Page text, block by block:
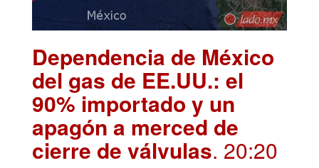
Dependencia de México
del gas de EE.UU.: el
90% importado y un
apagón a merced de
cierre de válvulas. 20:20